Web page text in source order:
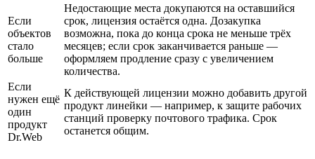
Если
объектов
стало
больше
Недостающие места докупаются на оставшийся
срок, лицензия остаётся одна. Дозакупка
возможна, пока до конца срока не меньше трёх
месяцев; если срок заканчивается раньше —
оформляем продление сразу с увеличением
количества.
Если
нужен ещё
один
продукт
Dr.Web
К действующей лицензии можно добавить другой
продукт линейки — например, к защите рабочих
станций проверку почтового трафика. Срок
останется общим.